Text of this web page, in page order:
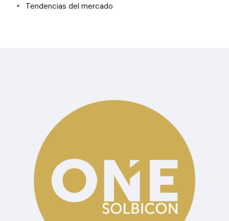
Tendencias del mercado